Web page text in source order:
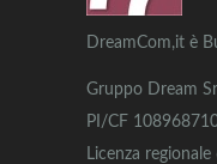
DreamCom,it è
Gruppo Dream Srl
PI/CF
Licenza regionale